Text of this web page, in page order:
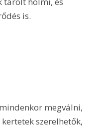
is.
megválni,
szerelhetők,